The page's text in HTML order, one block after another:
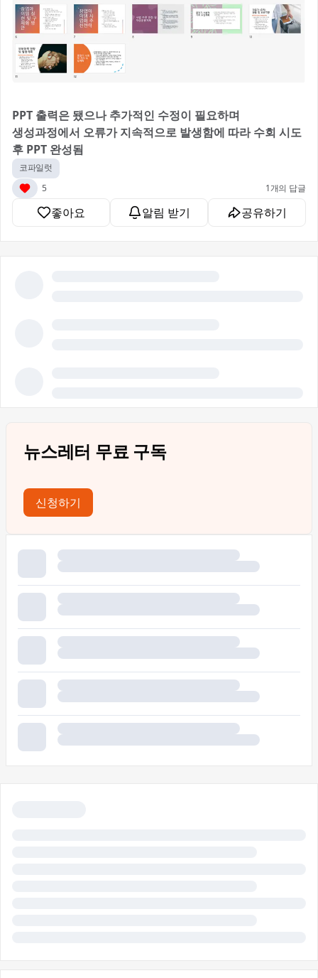
PPT 출력은 됐으나 추가적인 수정이 필요하며
생성과정에서 오류가 지속적으로 발생함에 따라 수회 시도
후 PPT 완성됨
코파일럿
5
1개의 답글
좋아요 알림 받기 공유하기
뉴스레터 무료 구독
신청하기